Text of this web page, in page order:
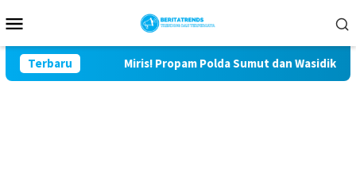
ke
Mobile
Terbaru Miris! Propam Polda Sumut dan Wasidik